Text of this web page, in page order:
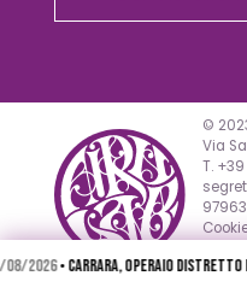
©
Via
T.
• Carrara, operaio distretto